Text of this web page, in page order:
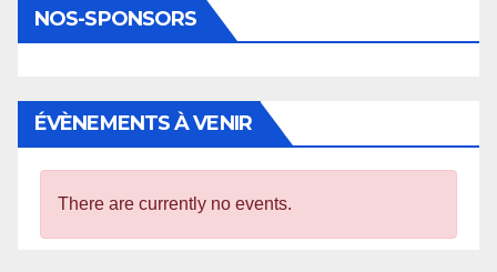
NOS-SPONSORS
ÉVÈNEMENTS À VENIR
There are currently no events.